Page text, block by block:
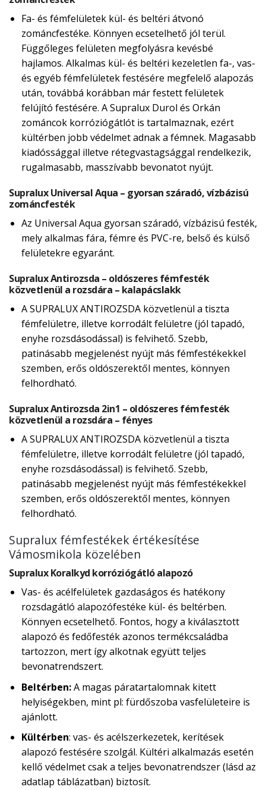
Fa- és fémfelületek kül- és beltéri átvonó
zománcfestéke. Könnyen ecsetelhető jól terül.
Függőleges felületen megfolyásra kevésbé
hajlamos. Alkalmas kül- és beltéri kezeletlen fa-, vas-
és egyéb fémfelületek festésére megfelelő alapozás
után, továbbá korábban már festett felületek
felújító festésére. A Supralux Durol és Orkán
zománcok korróziógátlót is tartalmaznak, ezért
kültérben jobb védelmet adnak a fémnek. Magasabb
kiadóssággal illetve rétegvastagsággal rendelkezik,
rugalmasabb, masszívabb bevonatot nyújt.
Supralux Universal Aqua – gyorsan száradó, vízbázisú
zománcfesték
Az Universal Aqua gyorsan száradó, vízbázisú festék,
mely alkalmas fára, fémre és PVC-re, belső és külső
felületekre egyaránt.
Supralux Antirozsda – oldószeres fémfesték
közvetlenül a rozsdára – kalapácslakk
A SUPRALUX ANTIROZSDA közvetlenül a tiszta
fémfelületre, illetve korrodált felületre (jól tapadó,
enyhe rozsdásodással) is felvihető. Szebb,
patinásabb megjelenést nyújt más fémfestékekkel
szemben, erős oldószerektől mentes, könnyen
felhordható.
Supralux Antirozsda 2in1 – oldószeres fémfesték
közvetlenül a rozsdára – fényes
A SUPRALUX ANTIROZSDA közvetlenül a tiszta
fémfelületre, illetve korrodált felületre (jól tapadó,
enyhe rozsdásodással) is felvihető. Szebb,
patinásabb megjelenést nyújt más fémfestékekkel
szemben, erős oldószerektől mentes, könnyen
felhordható.
Supralux fémfestékek értékesítése
Vámosmikola közelében
Supralux Koralkyd korróziógátló alapozó
Vas- és acélfelületek gazdaságos és hatékony
rozsdagátló alapozófestéke kül- és beltérben.
Könnyen ecsetelhető. Fontos, hogy a kiválasztott
alapozó és fedőfesték azonos termékcsaládba
tartozzon, mert így alkotnak együtt teljes
bevonatrendszert.
Beltérben:A magas páratartalomnak kitett
helyiségekben, mint pl: fürdőszoba vasfelületeire is
ajánlott.
Kültérben: vas- és acélszerkezetek, kerítések
alapozó festésére szolgál. Kültéri alkalmazás esetén
kellő védelmet csak a teljes bevonatrendszer (lásd az
adatlap táblázatban) biztosít.